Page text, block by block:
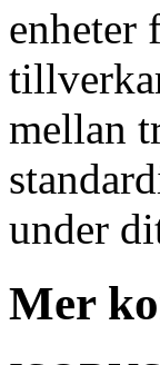
enheter
mellan
under
Mer